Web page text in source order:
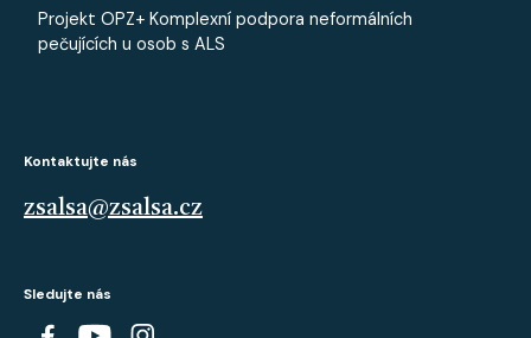
Projekt OPZ+ Komplexní podpora neformálních
pečujících u osob s ALS
Kontaktujte nás
zsalsa@zsalsa.cz
Sledujte nás